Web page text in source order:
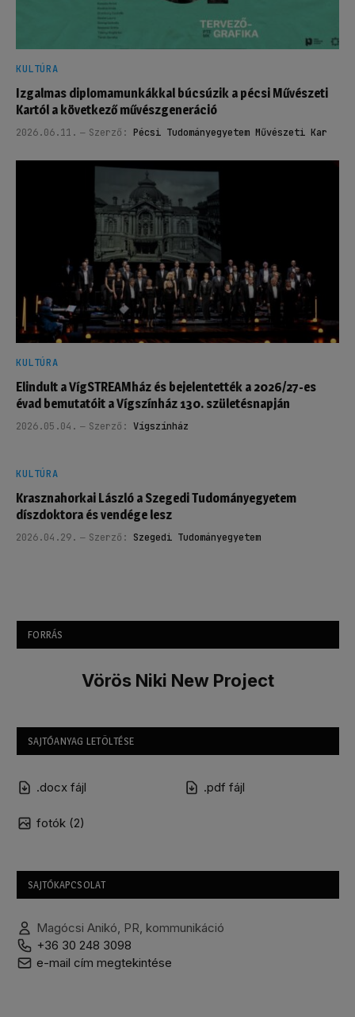
KULTÚRA
Izgalmas diplomamunkákkal búcsúzik a pécsi Művészeti
Kartól a következő művészgeneráció
2026.06.11. Szerző: Pécsi Tudományegyetem Művészeti Kar
KULTÚRA
Elindult a VígSTREAMház és bejelentették a 2026/27-es
évad bemutatóit a Vígszínház 130. születésnapján
2026.05.04. Szerző: Vígszínház
KULTÚRA
Krasznahorkai László a Szegedi Tudományegyetem
díszdoktora és vendége lesz
2026.04.29. Szerző: Szegedi Tudományegyetem
FORRÁS
Vörös Niki New Project
SAJTÓANYAG LETÖLTÉSE
.docx fájl .pdf fájl
fotók (2)
SAJTÓKAPCSOLAT
Magócsi Anikó, PR, kommunikáció
+36 30 248 3098
e-mail cím megtekintése